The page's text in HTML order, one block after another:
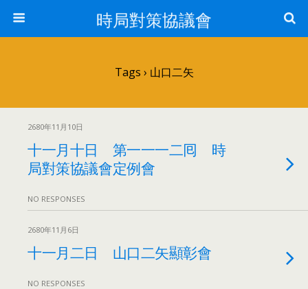
時局對策協議會
Tags › 山口二矢
2680年11月10日
十一月十日 第一一一二囘 時
局對策協議會定例會
NO RESPONSES
2680年11月6日
十一月二日 山口二矢顯彰會
NO RESPONSES